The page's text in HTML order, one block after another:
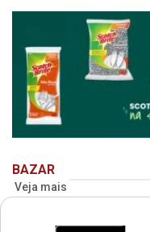
BAZAR
Veja mais